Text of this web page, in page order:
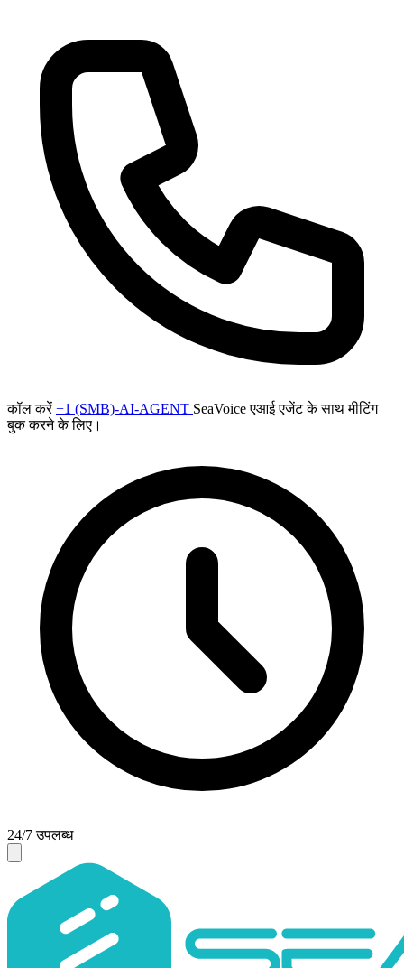
कॉल करें+1 (SMB)-AI-AGENT SeaVoice एआई एजेंट के साथ मीटिंग
बुक करने के लिए।
24/7 उपलब्ध